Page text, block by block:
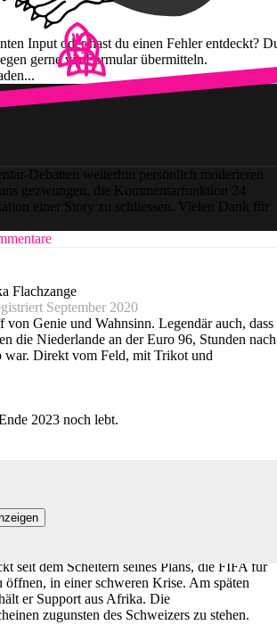
Input oder hast du einen Fehler entdeckt?
gerne via Formular übermitteln.
Debatten weiterhin persönlich moderieren
gezwungen, die Kommentarfunktion 24
einer Story zu schliessen. Vielen Dank für
Flachzange
September 2020
Genie und Wahnsinn. Legendär auch, dass
die Niederlande an der Euro 96, Stunden nach
Direkt vom Feld, mit Trikot und
2023 noch lebt.
seit dem Scheitern seines Plans, die FIFA für
öffnen, in einer schweren Krise. Am späten
er Support aus Afrika. Die
zugunsten des Schweizers zu stehen.